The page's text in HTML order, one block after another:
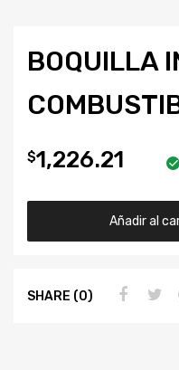
BOQUILLA
$1,226.21
Añadir al
SHARE (0)